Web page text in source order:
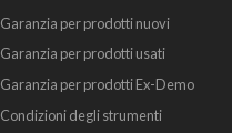
Garanzia per prodotti nuovi
Garanzia per prodotti usati
Garanzia per prodotti Ex-Demo
Condizioni degli strumenti